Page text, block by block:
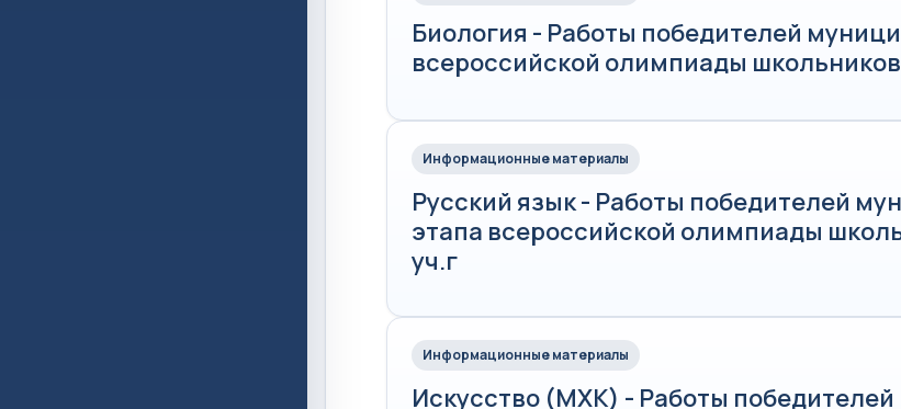
Биология - Работы победителей
всероссийской олимпиады школьников
Информационные материалы
Русский язык - Работы победителей
этапа всероссийской олимпиады
уч.г
Информационные материалы
Искусство (МХК) - Работы победителей